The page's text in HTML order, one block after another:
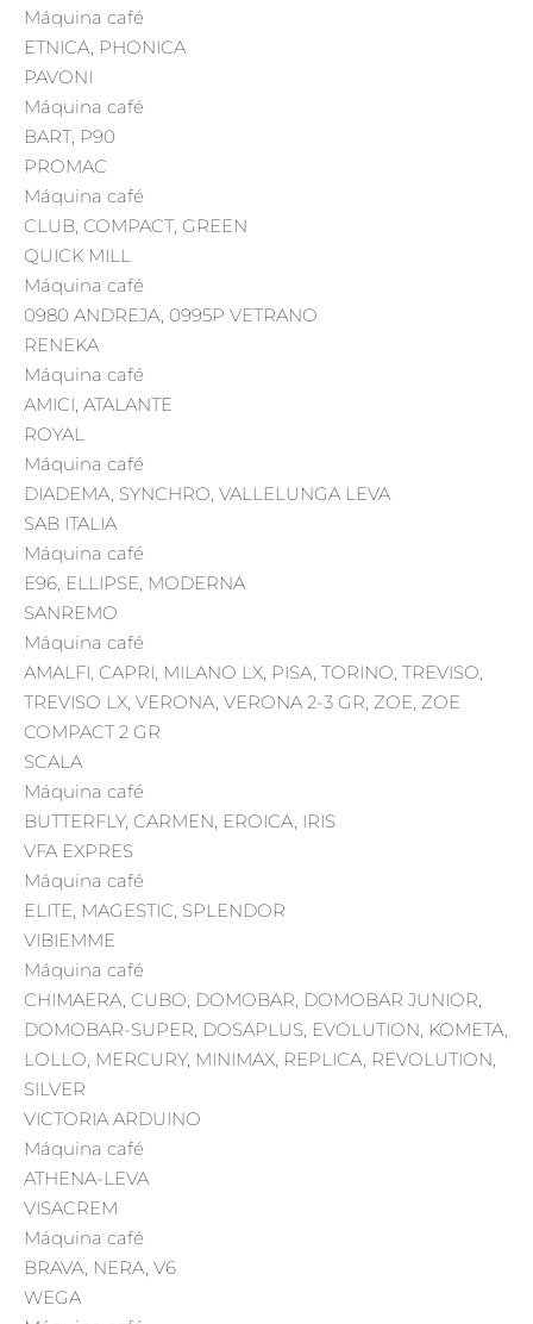
Máquina café
ETNICA, PHONICA
PAVONI
Máquina café
BART, P90
PROMAC
Máquina café
CLUB, COMPACT, GREEN
QUICK MILL
Máquina café
0980 ANDREJA, 0995P VETRANO
RENEKA
Máquina café
AMICI, ATALANTE
ROYAL
Máquina café
DIADEMA, SYNCHRO, VALLELUNGA LEVA
SAB ITALIA
Máquina café
E96, ELLIPSE, MODERNA
SANREMO
Máquina café
AMALFI, CAPRI, MILANO LX, PISA, TORINO, TREVISO,
TREVISO LX, VERONA, VERONA 2-3 GR, ZOE, ZOE
COMPACT 2 GR
SCALA
Máquina café
BUTTERFLY, CARMEN, EROICA, IRIS
VFA EXPRES
Máquina café
ELITE, MAGESTIC, SPLENDOR
VIBIEMME
Máquina café
CHIMAERA, CUBO, DOMOBAR, DOMOBAR JUNIOR,
DOMOBAR-SUPER, DOSAPLUS, EVOLUTION, KOMETA,
LOLLO, MERCURY, MINIMAX, REPLICA, REVOLUTION,
SILVER
VICTORIA ARDUINO
Máquina café
ATHENA-LEVA
VISACREM
Máquina café
BRAVA, NERA, V6
WEGA